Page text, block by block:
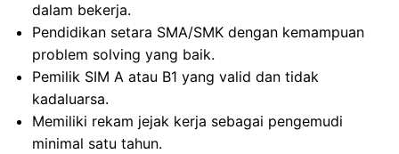
dalam bekerja.
Pendidikan setara SMA/SMK dengan kemampuan
problem solving yang baik.
Pemilik SIM A atau B1 yang valid dan tidak
kadaluarsa.
Memiliki rekam jejak kerja sebagai pengemudi
minimal satu tahun.